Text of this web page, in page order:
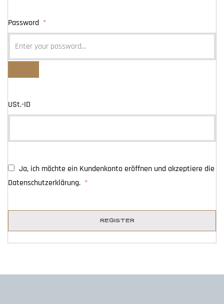
Password *
USt.-ID
Ja, ich möchte ein Kundenkonto eröffnen und akzeptiere die
Datenschutzerklärung. *
REGISTER